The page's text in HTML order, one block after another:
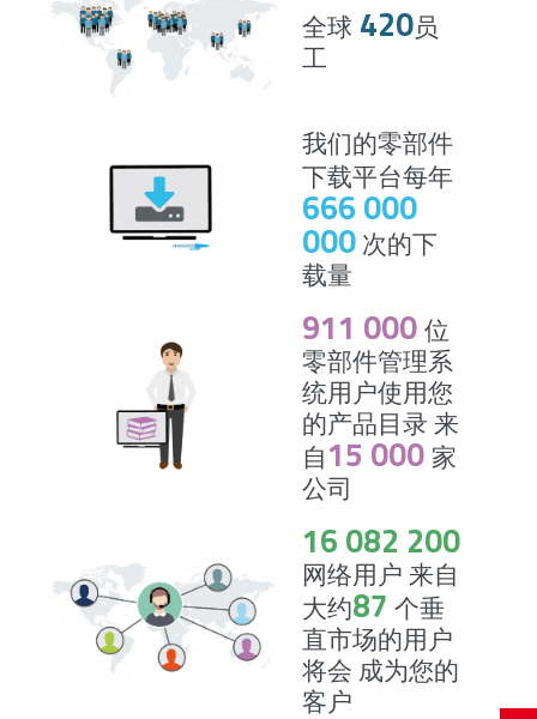
全球 420员
工
我们的零部件
下载平台每年
666 000
000 次的下
载量
911 000 位
零部件管理系
统用户使用您
的产品目录 来
自15 000 家
公司
16 082 200
网络用户 来自
大约87 个垂
直市场的用户
将会 成为您的
客户